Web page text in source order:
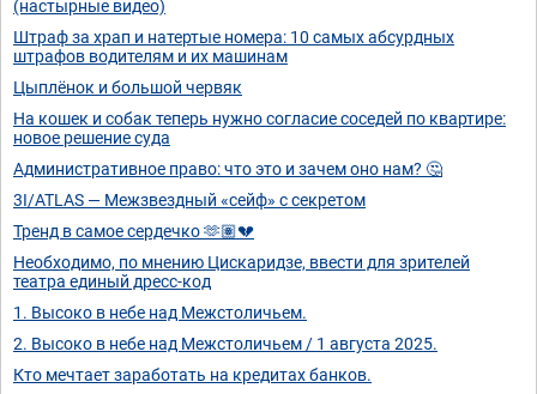
(настырные видео)
Штраф за храп и натертые номера: 10 самых абсурдных
штрафов водителям и их машинам
Цыплёнок и большой червяк
На кошек и собак теперь нужно согласие соседей по квартире:
новое решение суда
Административное право: что это и зачем оно нам? 🤔
3I/ATLAS — Межзвездный «сейф» с секретом
Тренд в самое сердечко 🫶🏽💔
Необходимо, по мнению Цискаридзе, ввести для зрителей
театра единый дресс-код
1. Высоко в небе над Межстоличьем.
2. Высоко в небе над Межстоличьем / 1 августа 2025.
Кто мечтает заработать на кредитах банков.